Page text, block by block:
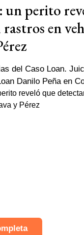
un perito
en
del Caso Loan.
Danilo Peña en